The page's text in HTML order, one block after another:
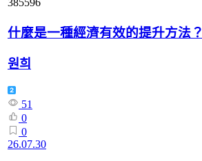
什麼是一種經濟有效的提升方法？
원희
51
0
0
26.07.30